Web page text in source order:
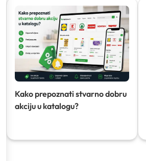
Kako prepoznati stvarno dobru
akciju u katalogu?